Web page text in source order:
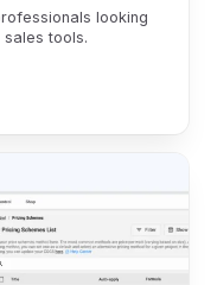
looking
sales tools.